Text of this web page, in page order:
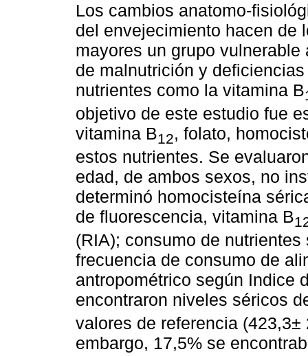
Los cambios anatomo-
del envejecimiento hacen de
mayores un grupo vulnerable
de malnutrición y
nutrientes como la vitamina B
objetivo de este estudio fue
vitamina B12, folato,
estos nutrientes. Se
edad, de ambos sexos, no
determinó homocisteína
de fluorescencia, vitamina B
(RIA); consumo de
frecuencia de consumo de
antropométrico según Indice
encontraron niveles séricos
valores de referencia
embargo, 17,5% se